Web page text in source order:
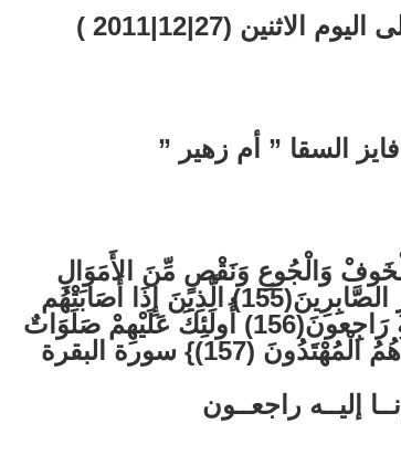
الاثنين (27|12|2011 )
السقا ” أم زهير ”
وَالْجُوعِ وَنَقْصٍ مِّنَ الأَمَوَالِ
وَالأنفُسِ وَالثَّمَرَاتِ وَبَشِّرِ الصَّابِرِينَ(155) الَّذِينَ إِذَا أَصَابَتْهُم
مُّصِيبَةٌ قَالُواْ إِنَّا لِلّهِ وَإِنَّا إِلَيْهِ رَاجِعونَ(156) أُولَئِكَ عَلَيْهِمْ صَلَوَاتٌ
(157)} سورة البقرة
إليــه راجعــون